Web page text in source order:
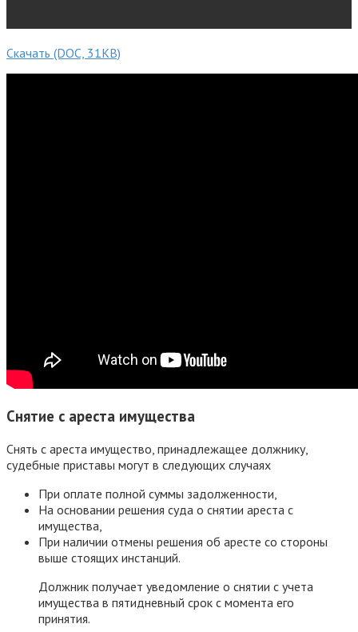
Скачать (DOC, 31KB)
Снятие с ареста имущества
Снять с ареста имущество, принадлежащее должнику,
судебные приставы могут в следующих случаях
При оплате полной суммы задолженности,
На основании решения суда о снятии ареста с
имущества,
При наличии отмены решения об аресте со стороны
выше стоящих инстанций.
Должник получает уведомление о снятии с учета
имущества в пятидневный срок с момента его
принятия.